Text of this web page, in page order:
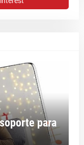
para